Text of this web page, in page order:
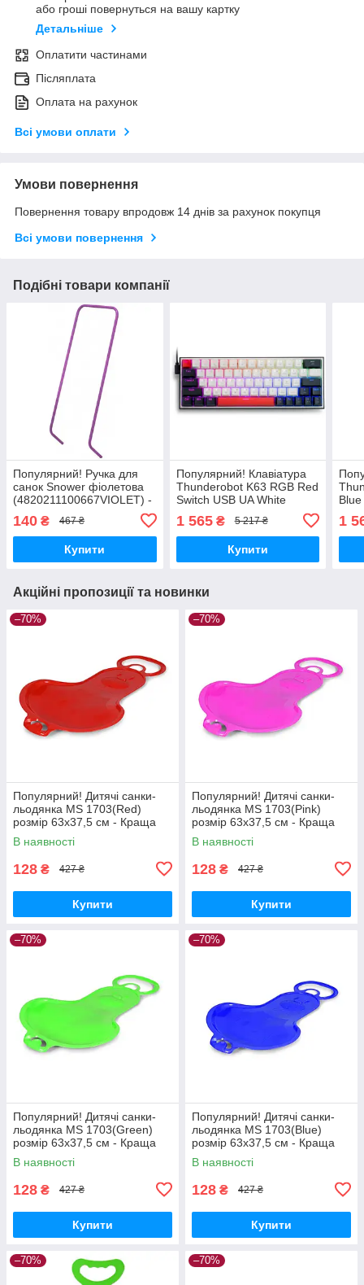
або гроші повернуться на вашу картку
Детальніше
Оплатити частинами
Післяплата
Оплата на рахунок
Всі умови оплати
Умови повернення
Повернення товару впродовж 14 днів за рахунок покупця
Всі умови повернення
Подібні товари компанії
Популярний! Ручка для
санок Snower фіолетова
(4820211100667VIOLET) -
Nukleon.com.ua
140 ₴ 467 ₴
Купити
Популярний! Клавіатура
Thunderobot K63 RGB Red
Switch USB UA White
Найкраща якість тільки на
Nukleon.com.ua
1 565₴ 5 217 ₴
Купити
1
Акційні пропозиції та новинки
–70%
Популярний! Дитячі санки-
льодянка MS 1703(Red)
розмір 63х37,5 см - Краща
якість тільки на
Nukleon.com.ua
В наявності
128 ₴ 427 ₴
Купити
–70%
Популярний! Дитячі санки-
льодянка MS 1703(Pink)
розмір 63х37,5 см - Краща
якість тільки на
Nukleon.com.ua
В наявності
128 ₴ 427 ₴
Купити
–70%
Популярний! Дитячі санки-
льодянка MS 1703(Green)
розмір 63х37,5 см - Краща
якість тільки на
Nukleon.com.ua
В наявності
128 ₴ 427 ₴
Купити
–70%
Популярний! Дитячі санки-
льодянка MS 1703(Blue)
розмір 63х37,5 см - Краща
якість тільки на
Nukleon.com.ua
В наявності
128 ₴ 427 ₴
Купити
–70% –70%